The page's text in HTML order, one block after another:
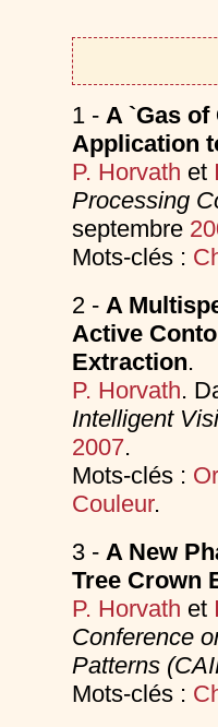
1 - A `Gas
Application
P. Horvath et
Processing
septembre
Mots-clés :
2 - A
Active
Extraction.
P. Horvath.
Intelligent
2007.
Mots-clés :
Couleur.
3 - A New
Tree Crown
P. Horvath et
Conference
Patterns
Mots-clés :